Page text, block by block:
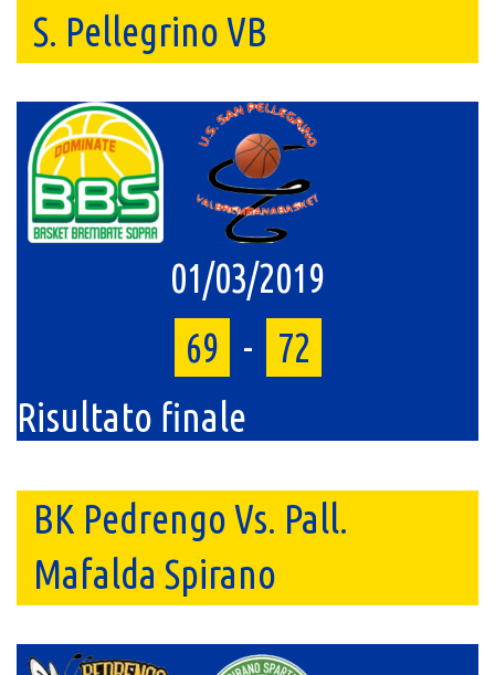
S. Pellegrino VB
01/03/2019
69 -
72
Risultato finale
BK Pedrengo Vs. Pall.
Mafalda Spirano